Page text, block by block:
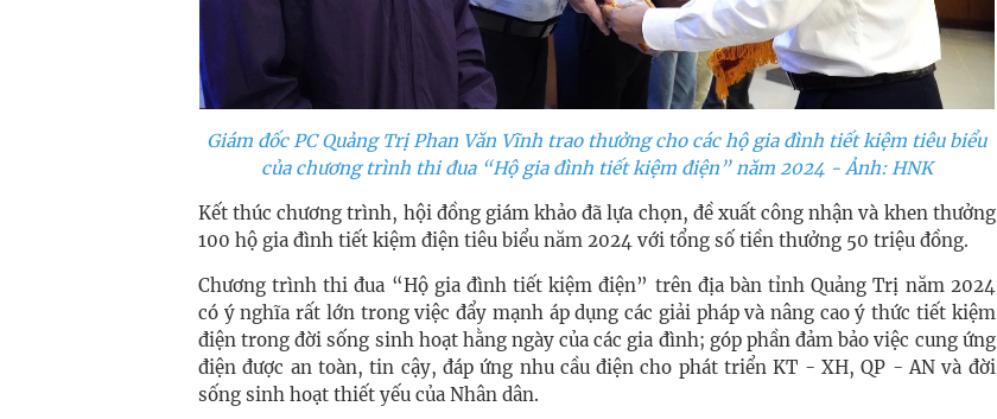
Giám đốc PC Quảng Trị Phan Văn Vĩnh trao thưởng cho các hộ gia đình tiết kiệm tiêu biểu
của chương trình thi đua “Hộ gia đình tiết kiệm điện” năm 2024 - Ảnh: HNK
Kết thúc chương trình, hội đồng giám khảo đã lựa chọn, đề xuất công nhận và khen thưởng
100 hộ gia đình tiết kiệm điện tiêu biểu năm 2024 với tổng số tiền thưởng 50 triệu đồng.
Chương trình thi đua “Hộ gia đình tiết kiệm điện” trên địa bàn tỉnh Quảng Trị năm 2024
có ý nghĩa rất lớn trong việc đẩy mạnh áp dụng các giải pháp và nâng cao ý thức tiết kiệm
điện trong đời sống sinh hoạt hằng ngày của các gia đình; góp phần đảm bảo việc cung ứng
điện được an toàn, tin cậy, đáp ứng nhu cầu điện cho phát triển KT - XH, QP - AN và đời
sống sinh hoạt thiết yếu của Nhân dân.